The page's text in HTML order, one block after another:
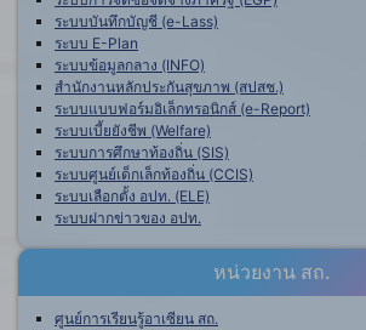
ระบบบันทึกบัญชี (e-Lass)
ระบบ E-Plan
ระบบข้อมูลกลาง (INFO)
สำนักงานหลักประกันสุขภาพ (สปสช.)
ระบบแบบฟอร์มอิเล็กทรอนิกส์ (e-Report)
ระบบเบี้ยยังชีพ (Welfare)
ระบบการศึกษาท้องถิ่น (SIS)
ระบบศูนย์เด็กเล็กท้องถิ่น (CCIS)
ระบบเลือกตั้ง อปท. (ELE)
ระบบฝากข่าวของ อปท.
หน่วยงาน สถ.
ศูนย์การเรียนรู้อาเซียน สถ.